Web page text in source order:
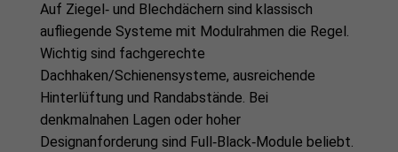
Auf Ziegel‑ und Blechdächern sind klassisch
aufliegende Systeme mit Modulrahmen die Regel.
Wichtig sind fachgerechte
Dachhaken/Schienensysteme, ausreichende
Hinterlüftung und Randabstände. Bei
denkmalnahen Lagen oder hoher
Designanforderung sind Full‑Black‑Module beliebt.